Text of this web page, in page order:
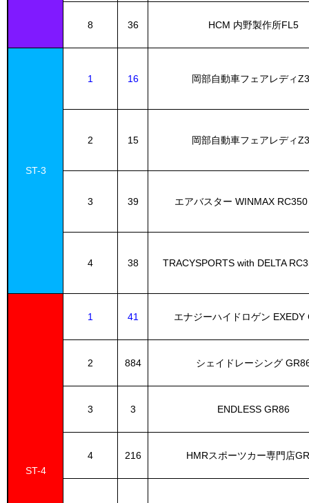
8 36 HCM 内野製作所FL5
ST-3
1 16 岡部自動車フェアレディ
2 15 岡部自動車フェアレディ
3 39 エアバスター WINMAX
4 38 TRACYSPORTS with DELTA
ST-4
1 41 エナジーハイドロゲン EXEDY
2 884 シェイドレーシング
3 3 ENDLESS GR86
4 216 HMRスポーツカー専門店